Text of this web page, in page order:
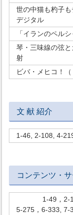
世の中猫も杓子も
デジタル
「イランのペルシ
琴・三味線の弦
射
ビバ・メヒコ！（
文 献 紹介
1-46, 2-108, 4-
コンテンツ・
1-49，2-
5-275，6-333, 7-